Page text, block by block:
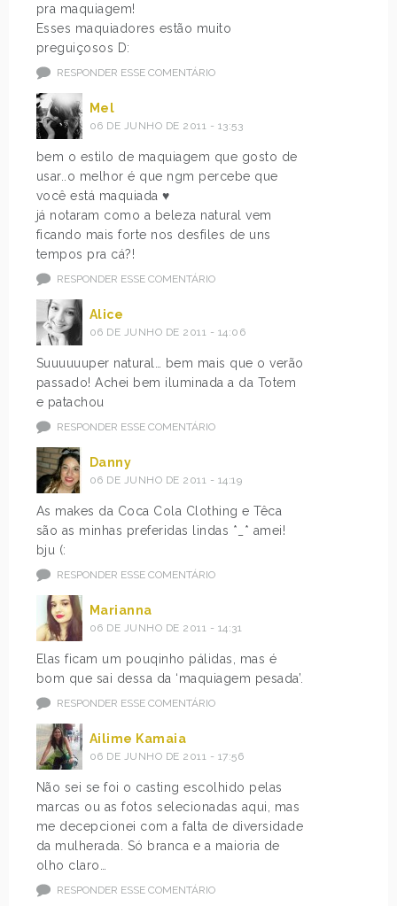
pra maquiagem!
Esses maquiadores estão muito
preguiçosos D:
RESPONDER ESSE COMENTÁRIO
Mel
06 DE JUNHO DE 2011 - 13:53
bem o estilo de maquiagem que gosto de
usar..o melhor é que ngm percebe que
você está maquiada ♥
já notaram como a beleza natural vem
ficando mais forte nos desfiles de uns
tempos pra cá?!
RESPONDER ESSE COMENTÁRIO
Alice
06 DE JUNHO DE 2011 - 14:06
Suuuuuuper natural… bem mais que o verão
passado! Achei bem iluminada a da Totem
e patachou
RESPONDER ESSE COMENTÁRIO
Danny
06 DE JUNHO DE 2011 - 14:19
As makes da Coca Cola Clothing e Têca
são as minhas preferidas lindas *_* amei!
bju (:
RESPONDER ESSE COMENTÁRIO
Marianna
06 DE JUNHO DE 2011 - 14:31
Elas ficam um pouqinho pálidas, mas é
bom que sai dessa da ‘maquiagem pesada’.
RESPONDER ESSE COMENTÁRIO
Ailime Kamaia
06 DE JUNHO DE 2011 - 17:56
Não sei se foi o casting escolhido pelas
marcas ou as fotos selecionadas aqui, mas
me decepcionei com a falta de diversidade
da mulherada. Só branca e a maioria de
olho claro…
RESPONDER ESSE COMENTÁRIO